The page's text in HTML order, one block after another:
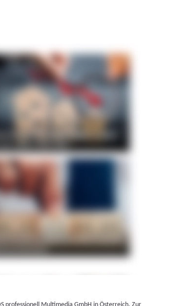
professionell Multimedia GmbH in Österreich. Zur